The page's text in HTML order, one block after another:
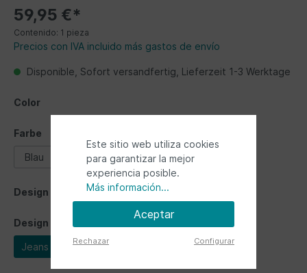
59,95 €*
Contenido: 1 pieza
Precios con IVA incluido más gastos de envío
Disponible, Sofort versandfertig, Lieferzeit 1-3 Werktage
Color
Farbe
Blau rot schwarz
Design
Design
Jeans Beetle
Este sitio web utiliza cookies
para garantizar la mejor
experiencia posible.
Más información...
Aceptar
Rechazar Configurar